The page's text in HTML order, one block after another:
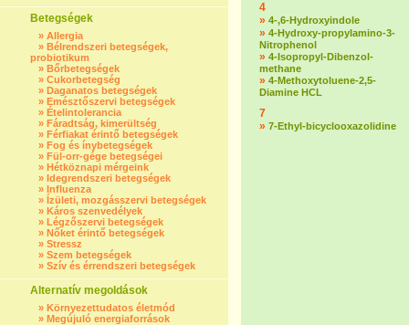
Betegségek
» Allergia
» Bélrendszeri betegségek,
probiotikum
» Bőrbetegségek
» Cukorbetegség
» Daganatos betegségek
» Emésztőszervi betegségek
» Ételintolerancia
» Fáradtság, kimerültség
» Férfiakat érintő betegségek
» Fog és ínybetegségek
» Fül-orr-gége betegségei
» Hétköznapi mérgeink
» Idegrendszeri betegségek
» Influenza
» Ízületi, mozgásszervi betegségek
» Káros szenvedélyek
» Légzőszervi betegségek
» Nőket érintő betegségek
» Stressz
» Szem betegségek
» Szív és érrendszeri betegségek
Alternatív megoldások
» Környezettudatos életmód
» Megújuló energiaforrások
4
» 4-,6-Hydroxyindole
» 4-Hydroxy-propylamino-3-
Nitrophenol
» 4-Isopropyl-Dibenzol-
methane
» 4-Methoxytoluene-2,5-
Diamine HCL
7
» 7-Ethyl-bicyclooxazolidine